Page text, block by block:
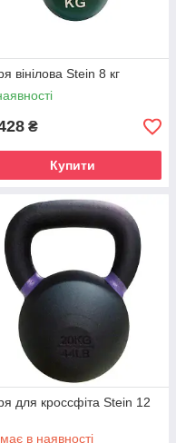
вінілова Stein 8 кг
₴
Купити
для кроссфіта Stein 12
в наявності